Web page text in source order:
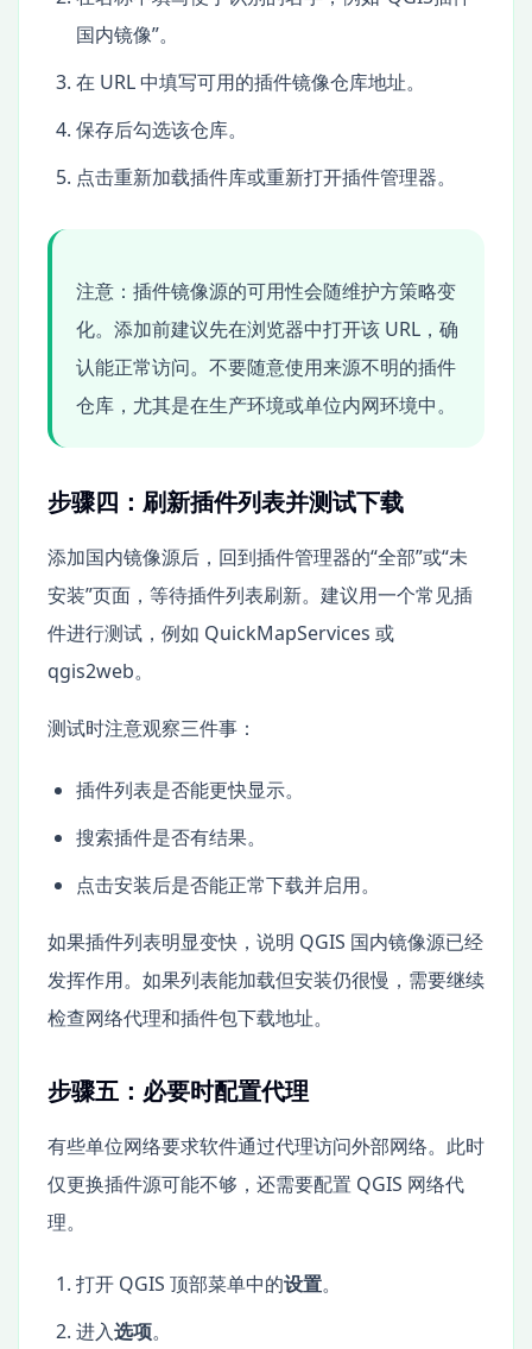
国内镜像”。
在 URL 中填写可用的插件镜像仓库地址。
保存后勾选该仓库。
点击重新加载插件库或重新打开插件管理器。
注意：插件镜像源的可用性会随维护方策略变
化。添加前建议先在浏览器中打开该 URL，确
认能正常访问。不要随意使用来源不明的插件
仓库，尤其是在生产环境或单位内网环境中。
步骤四：刷新插件列表并测试下载
添加国内镜像源后，回到插件管理器的“全部”或“未
安装”页面，等待插件列表刷新。建议用一个常见插
件进行测试，例如 QuickMapServices 或
qgis2web。
测试时注意观察三件事：
插件列表是否能更快显示。
搜索插件是否有结果。
点击安装后是否能正常下载并启用。
如果插件列表明显变快，说明 QGIS 国内镜像源已经
发挥作用。如果列表能加载但安装仍很慢，需要继续
检查网络代理和插件包下载地址。
步骤五：必要时配置代理
有些单位网络要求软件通过代理访问外部网络。此时
仅更换插件源可能不够，还需要配置 QGIS 网络代
理。
打开 QGIS 顶部菜单中的设置。
进入选项。